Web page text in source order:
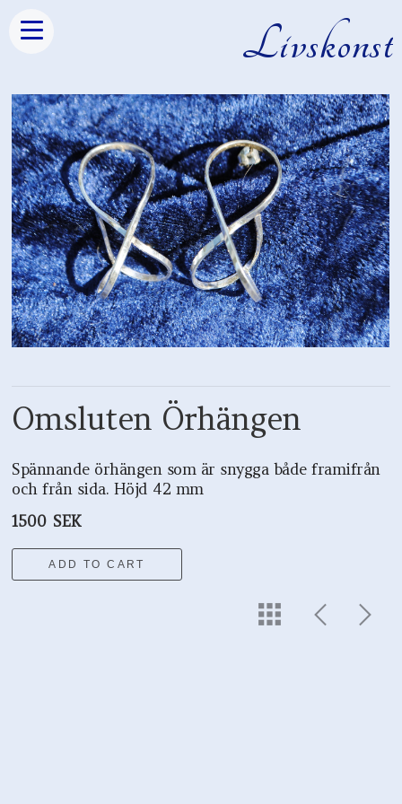
Livskonst
Omsluten Örhängen
Spännande örhängen som är snygga både framifrån
och från sida. Höjd 42 mm
1500 SEK
ADD TO CART